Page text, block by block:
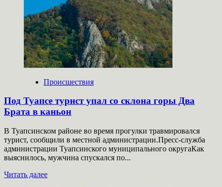
ландшафтный
пожар
повредил
13
домовладений
Происшествия
Под Туапсе турист упал со склона горы Два
Брата в каньон
В Туапсинском районе во время прогулки травмировался
турист, сообщили в местной администрации.Пресс-служба
администрации Туапсинского муниципального округаКак
выяснилось, мужчина спускался по...
Читать далееПрочитать